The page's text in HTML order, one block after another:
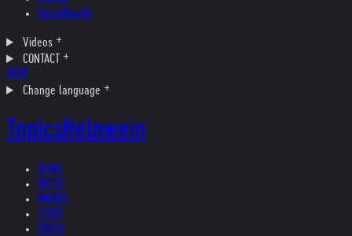
Kristallnacht
Videos
CONTACT
SHOP
Change language
TopicsHelnwein
NEWS
ARTIST
WORKS
TEXTS
PRESS